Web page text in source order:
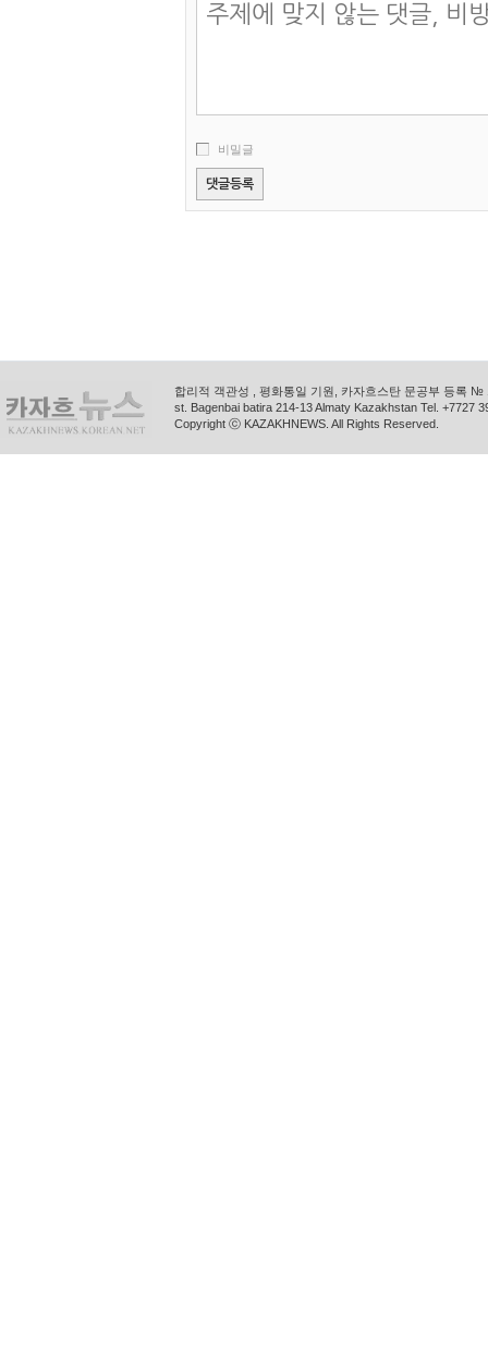
비밀글
합리적 객관성 , 평화통일 기원, 카자흐스탄 문공부 등록
st. Bagenbai batira 214-13 Almaty Kazakhstan Tel. +7727
Copyright ⓒ KAZAKHNEWS. All Rights Reserved.